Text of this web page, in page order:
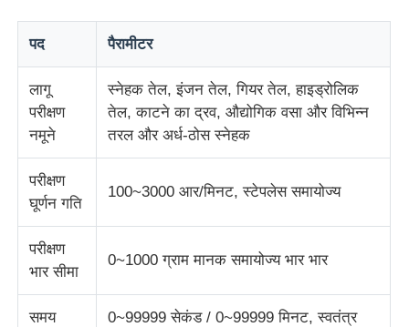
पर्यावरण परीक्षण कक्ष
सार्वभौमिक परीक्षण मशीन
प्रभाव परीक्षण मशीन
घर्षण परीक्षण मशीन
पद पैरामीटर
लागू
परीक्षण
नमूने
स्नेहक तेल, इंजन तेल, गियर तेल, हाइड्रोलिक
तेल, काटने का द्रव, औद्योगिक वसा और विभिन्न
तरल और अर्ध-ठोस स्नेहक
परीक्षण
घूर्णन गति
100~3000 आर/मिनट, स्टेपलेस समायोज्य
परीक्षण
भार सीमा
0~1000 ग्राम मानक समायोज्य भार भार
समय
0~99999 सेकंड / 0~99999 मिनट, स्वतंत्र